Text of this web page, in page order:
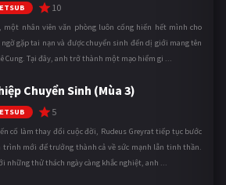
10
một nhân viên văn phòng luôn cống hiến hết mình cho
ngờ gặp tai nạn và được chuyển sinh đến dị giới mang tên
Cung. Tại đây, anh trở thành một mạo hiểm gi ...
Chuyển Sinh (Mùa 3)
5
cố làm thay đổi cuộc đời, Rudeus Greyrat tiếp tục bước
trình mới để trưởng thành cả về sức mạnh lẫn tinh thần.
những thử thách ngày càng khắc nghiệt, anh ...